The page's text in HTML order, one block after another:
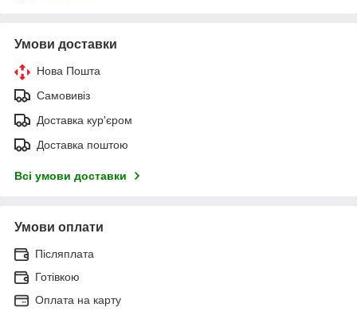
Умови доставки
Нова Пошта
Самовивіз
Доставка кур'єром
Доставка поштою
Всі умови доставки
Умови оплати
Післяплата
Готівкою
Оплата на карту